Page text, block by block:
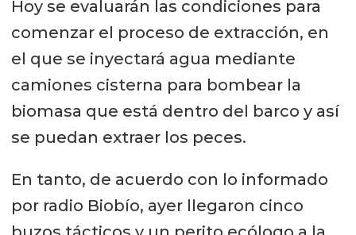
Hoy se evaluarán las condiciones para
comenzar el proceso de extracción, en
el que se inyectará agua mediante
camiones cisterna para bombear la
biomasa que está dentro del barco y así
se puedan extraer los peces.
En tanto, de acuerdo con lo informado
por radio Biobío, ayer llegaron cinco